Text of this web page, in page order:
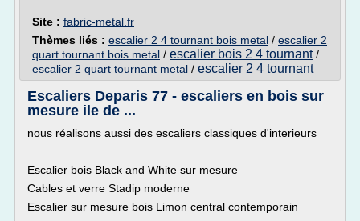
Site : fabric-metal.fr
Thèmes liés : escalier 2 4 tournant bois metal / escalier 2
quart tournant bois metal / escalier bois 2 4 tournant/
escalier 2 quart tournant metal / escalier 2 4 tournant
Escaliers Deparis 77 - escaliers en bois sur
mesure ile de ...
nous réalisons aussi des escaliers classiques d'interieurs
Escalier bois Black and White sur mesure
Cables et verre Stadip moderne
Escalier sur mesure bois Limon central contemporain